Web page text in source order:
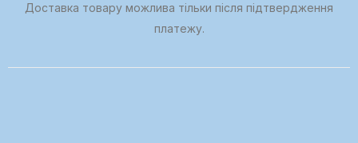
Доставка товару можлива тільки після підтвердження
платежу.